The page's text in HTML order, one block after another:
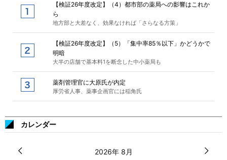
【検証26年度改定】（4）都市部の薬局への影響はこれか
ら
地方部と大差なく、効果なければ「さらなる方策」
【検証26年度改定】（5）「集中率85％以下」かどうかで
明暗
大半の店舗で基本料1を断念した中小薬局も
薬剤管理官に大原氏が内定
厚労省人事、薬事企画官には稲角氏
カレンダー
2026年 8月